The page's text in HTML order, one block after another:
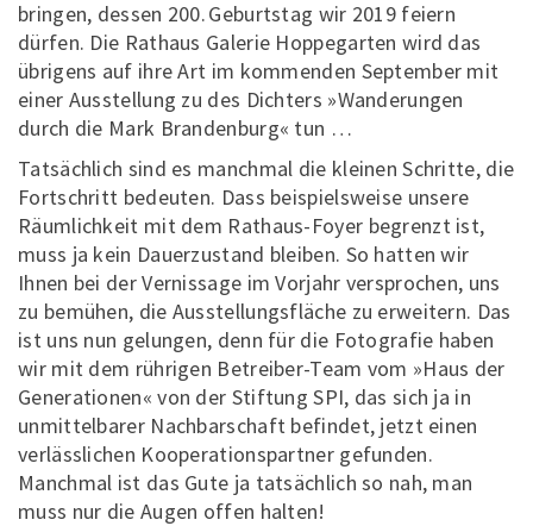
bringen, dessen 200. Geburtstag wir 2019 feiern
dürfen. Die Rathaus Galerie Hoppegarten wird das
übrigens auf ihre Art im kommenden September mit
einer Ausstellung zu des Dichters »Wanderungen
durch die Mark Brandenburg« tun …
Tatsächlich sind es manchmal die kleinen Schritte, die
Fortschritt bedeuten. Dass beispielsweise unsere
Räumlichkeit mit dem Rathaus-Foyer begrenzt ist,
muss ja kein Dauerzustand bleiben. So hatten wir
Ihnen bei der Vernissage im Vorjahr versprochen, uns
zu bemühen, die Ausstellungsfläche zu erweitern. Das
ist uns nun gelungen, denn für die Fotografie haben
wir mit dem rührigen Betreiber-Team vom »Haus der
Generationen« von der Stiftung SPI, das sich ja in
unmittelbarer Nachbarschaft befindet, jetzt einen
verlässlichen Kooperationspartner gefunden.
Manchmal ist das Gute ja tatsächlich so nah, man
muss nur die Augen offen halten!